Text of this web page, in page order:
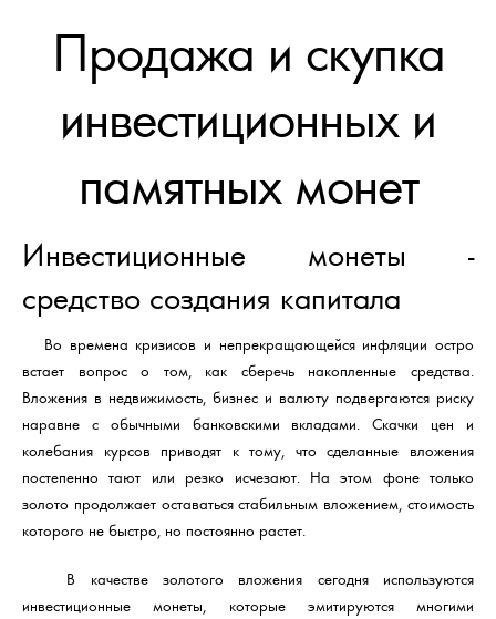
Продажа и скупка
инвестиционных и
памятных монет
Инвестиционные монеты -
средство создания капитала
Во времена кризисов и непрекращающейся инфляции остро
встает вопрос о том, как сберечь накопленные средства.
Вложения в недвижимость, бизнес и валюту подвергаются риску
наравне с обычными банковскими вкладами. Скачки цен и
колебания курсов приводят к тому, что сделанные вложения
постепенно тают или резко исчезают. На этом фоне только
золото продолжает оставаться стабильным вложением, стоимость
которого не быстро, но постоянно растет.
В качестве золотого вложения сегодня используются
инвестиционные монеты, которые эмитируются многими